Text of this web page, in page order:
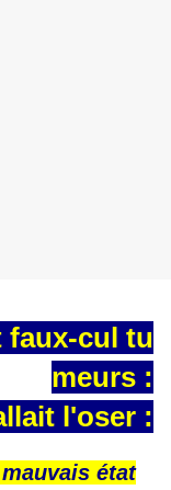
faux-cul tu
meurs :
l'oser :
état